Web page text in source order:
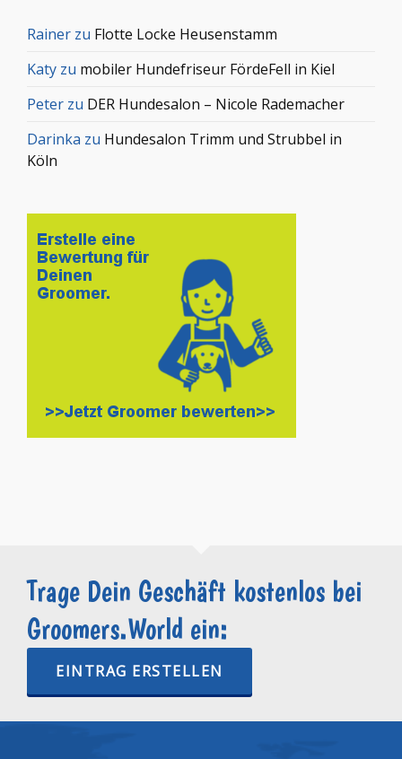
Rainer zu Flotte Locke Heusenstamm
Katy zu mobiler Hundefriseur FördeFell in Kiel
Peter zu DER Hundesalon – Nicole Rademacher
Darinka zu Hundesalon Trimm und Strubbel in
Köln
Trage Dein Geschäft kostenlos bei
Groomers.World ein:
EINTRAG ERSTELLEN